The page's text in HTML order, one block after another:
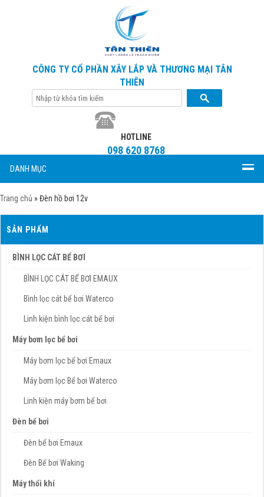
CÔNG TY CỔ PHẦN XÂY LẮP VÀ THƯƠNG MẠI TÂN
THIÊN
HOTLINE
098 620 8768
DANH MỤC
Trang chủ »Đèn hồ bơi 12v
SẢN PHẨM
BÌNH LỌC CÁT BỂ BƠI
BÌNH LỌC CÁT BỂ BƠI EMAUX
Bình lọc cát bể bơi Waterco
Linh kiện bình lọc cát bể bơi
Máy bơm lọc bể bơi
Máy bơm lọc bể bơi Emaux
Máy bơm lọc Bể bơi Waterco
Linh kiện máy bơm bể bơi
Đèn bể bơi
Đèn bể bơi Emaux
Đèn Bể bơi Waking
Máy thổi khí